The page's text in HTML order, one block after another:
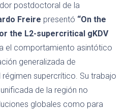
postdoctoral de la
Freire presentó “On the
the L2-supercritical gKDV
el comportamiento asintótico
generalizada de
supercrítico. Su trabajo
de la región no
globales como para